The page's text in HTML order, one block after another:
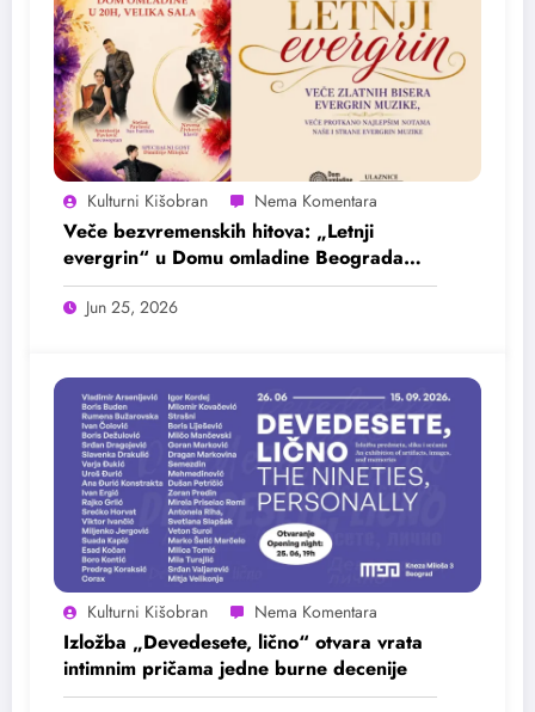
Kulturni Kišobran
Veče bezvremenskih hitova: „Letnji
evergrin“ u Domu omladine Beograda
25. juna
Jun 25, 2026
Kulturni Kišobran
Izložba „Devedesete, lično“ otvara vrata
intimnim pričama jedne burne decenije